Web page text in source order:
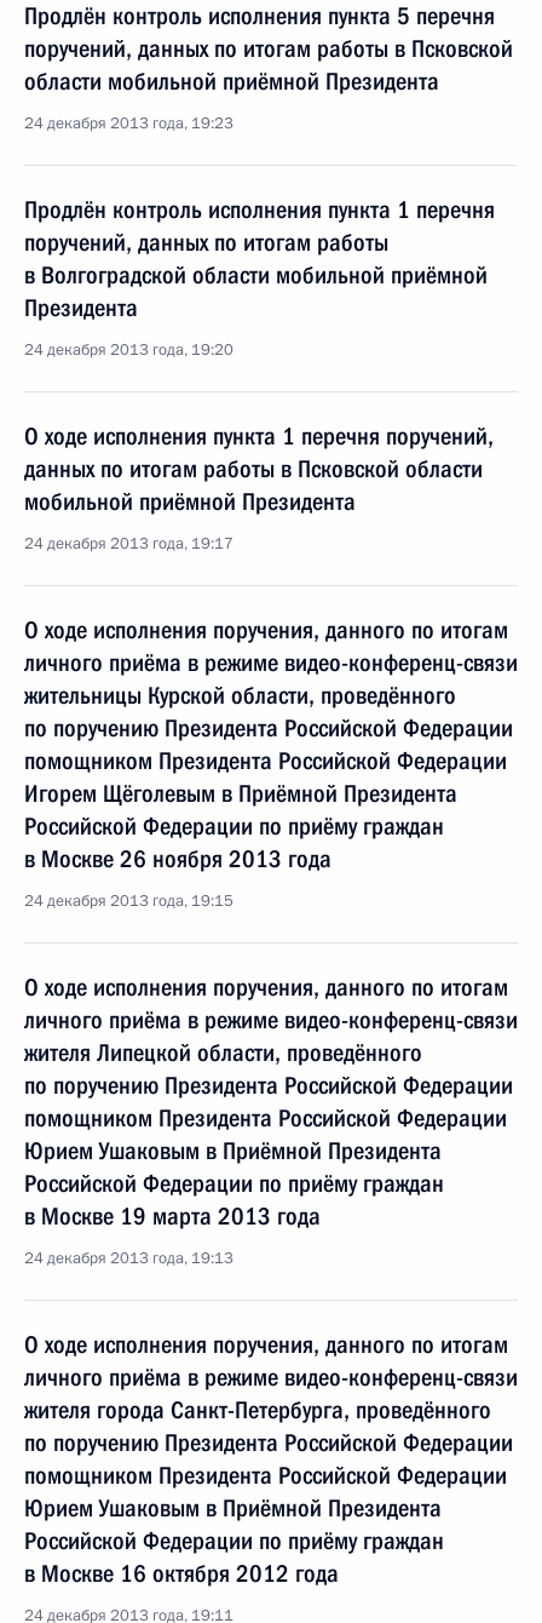
Продлён контроль исполнения пункта 5 перечня
поручений, данных по итогам работы в Псковской
области мобильной приёмной Президента
24 декабря 2013 года, 19:23
Продлён контроль исполнения пункта 1 перечня
поручений, данных по итогам работы
в Волгоградской области мобильной приёмной
Президента
24 декабря 2013 года, 19:20
О ходе исполнения пункта 1 перечня поручений,
данных по итогам работы в Псковской области
мобильной приёмной Президента
24 декабря 2013 года, 19:17
О ходе исполнения поручения, данного по итогам
личного приёма в режиме видео-конференц-связи
жительницы Курской области, проведённого
по поручению Президента Российской Федерации
помощником Президента Российской Федерации
Игорем Щёголевым в Приёмной Президента
Российской Федерации по приёму граждан
в Москве 26 ноября 2013 года
24 декабря 2013 года, 19:15
О ходе исполнения поручения, данного по итогам
личного приёма в режиме видео-конференц-связи
жителя Липецкой области, проведённого
по поручению Президента Российской Федерации
помощником Президента Российской Федерации
Юрием Ушаковым в Приёмной Президента
Российской Федерации по приёму граждан
в Москве 19 марта 2013 года
24 декабря 2013 года, 19:13
О ходе исполнения поручения, данного по итогам
личного приёма в режиме видео-конференц-связи
жителя города Санкт-Петербурга, проведённого
по поручению Президента Российской Федерации
помощником Президента Российской Федерации
Юрием Ушаковым в Приёмной Президента
Российской Федерации по приёму граждан
в Москве 16 октября 2012 года
24 декабря 2013 года, 19:11